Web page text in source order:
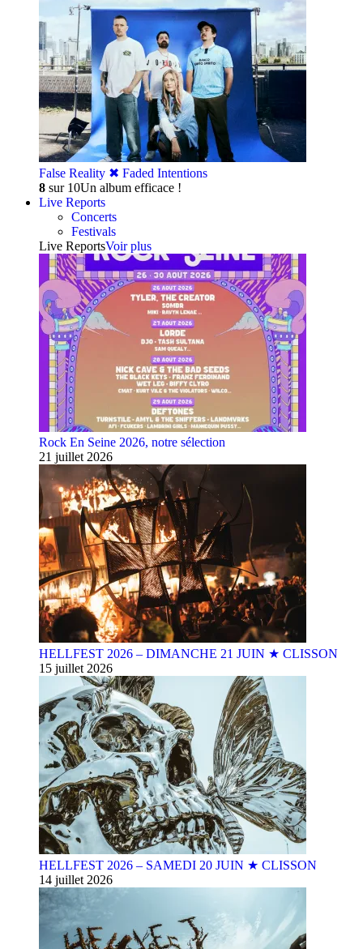
False Reality ✖︎ Faded Intentions
8 sur 10Un album efficace !
Live Reports
Concerts
Festivals
Live ReportsVoir plus
Rock En Seine 2026, notre sélection
21 juillet 2026
HELLFEST 2026 – DIMANCHE 21 JUIN ★ CLISSON
15 juillet 2026
HELLFEST 2026 – SAMEDI 20 JUIN ★ CLISSON
14 juillet 2026